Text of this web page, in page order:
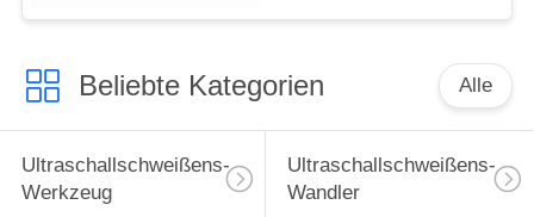
Beliebte Kategorien Alle
Ultraschallschweißens-
Werkzeug
Ultraschallschweißens-
Wandler